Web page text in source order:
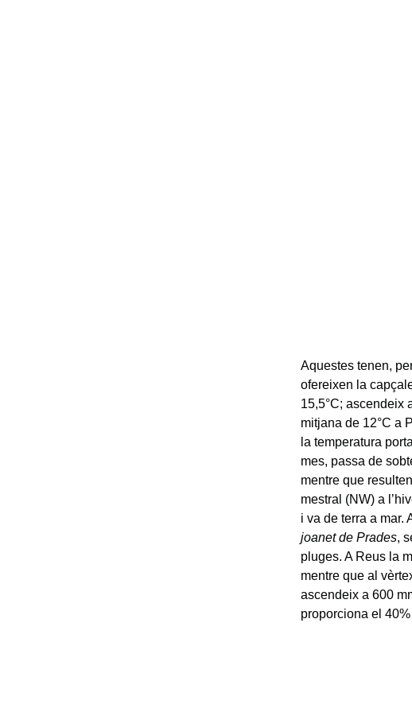
Aquestes tenen,
ofereixen la
15,5°C; ascendeix
mitjana de 12°C a
la temperatura
mes, passa de
mentre que
mestral (NW) a
i va de terra a mar.
joanet de Prades,
pluges. A Reus la
mentre que al
ascendeix a 600
proporciona el